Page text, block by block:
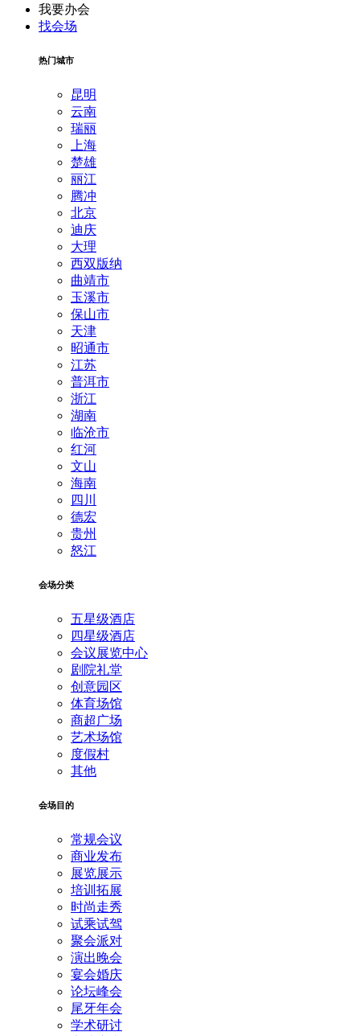
我要办会
找会场
热门城市
昆明
云南
瑞丽
上海
楚雄
丽江
腾冲
北京
迪庆
大理
西双版纳
曲靖市
玉溪市
保山市
天津
昭通市
江苏
普洱市
浙江
湖南
临沧市
红河
文山
海南
四川
德宏
贵州
怒江
会场分类
五星级酒店
四星级酒店
会议展览中心
剧院礼堂
创意园区
体育场馆
商超广场
艺术场馆
度假村
其他
会场目的
常规会议
商业发布
展览展示
培训拓展
时尚走秀
试乘试驾
聚会派对
演出晚会
宴会婚庆
论坛峰会
尾牙年会
学术研讨